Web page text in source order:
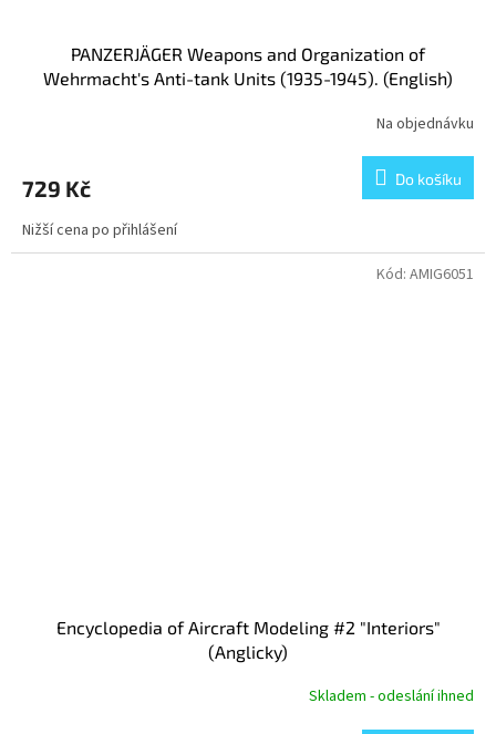
PANZERJÄGER Weapons and Organization of
Wehrmacht's Anti-tank Units (1935-1945). (English)
Na objednávku
729 Kč Do košíku
Nižší cena po přihlášení
Encyclopedia of Aircraft Modeling #2 "Interiors"
(Anglicky)
Skladem - odeslání ihned
Kód: AMIG6051